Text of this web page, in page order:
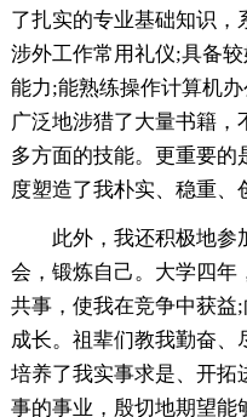
了扎实的专业基础知识，
涉外工作常用礼仪;具备
能力;能熟练操作计算机
广泛地涉猎了大量书籍，
多方面的技能。更重要
度塑造了我朴实、稳重、
此外，我还积极地参
会，锻炼自己。大学四年
共事，使我在竞争中获益
成长。祖辈们教我勤奋、
培养了我实事求是、开拓
事的事业，殷切地期望能